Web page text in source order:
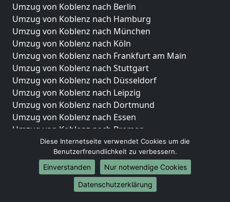
Umzug von Koblenz nach Berlin
Umzug von Koblenz nach Hamburg
Umzug von Koblenz nach München
Umzug von Koblenz nach Köln
Umzug von Koblenz nach Frankfurt am Main
Umzug von Koblenz nach Stuttgart
Umzug von Koblenz nach Düsseldorf
Umzug von Koblenz nach Leipzig
Umzug von Koblenz nach Dortmund
Umzug von Koblenz nach Essen
Umzug von Koblenz nach Bremen
Umzug von Koblenz nach Dresden
Umzug von Koblenz nach Hannover
Umzug von Koblenz nach Nürnberg
Umzug von Koblenz nach Duisburg
Umzug von Koblenz nach Bochum
Diese Internetseite verwendet Cookies um die
Benutzerfreundlichkeit zu verbessern.
Einverstanden
Nur notwendige Cookies
Datenschutzerklärung